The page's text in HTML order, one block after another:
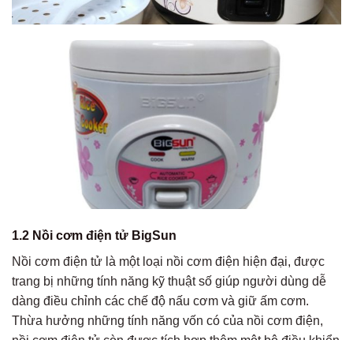
1.2 Nồi cơm điện tử BigSun
Nồi cơm điện tử là một loại nồi cơm điện hiện đại, được
trang bị những tính năng kỹ thuật số giúp người dùng dễ
dàng điều chỉnh các chế độ nấu cơm và giữ ấm cơm.
Thừa hưởng những tính năng vốn có của nồi cơm điện,